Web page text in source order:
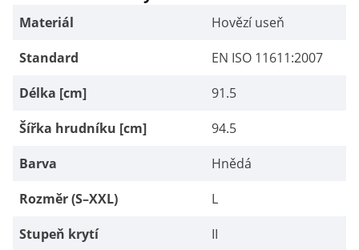
Materiál
Hovězí useň
Standard
EN ISO 11611:2007
Délka [cm]
91.5
Šířka hrudníku [cm]
94.5
Barva
Hnědá
Rozměr (S–XXL)
L
Stupeň krytí
II